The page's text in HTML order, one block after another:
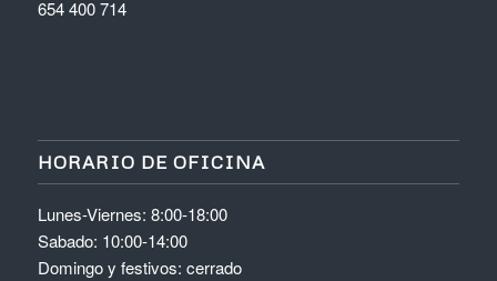
654 400 714
HORARIO DE OFICINA
Lunes-Viernes: 8:00-18:00
Sabado: 10:00-14:00
Domingo y festivos: cerrado